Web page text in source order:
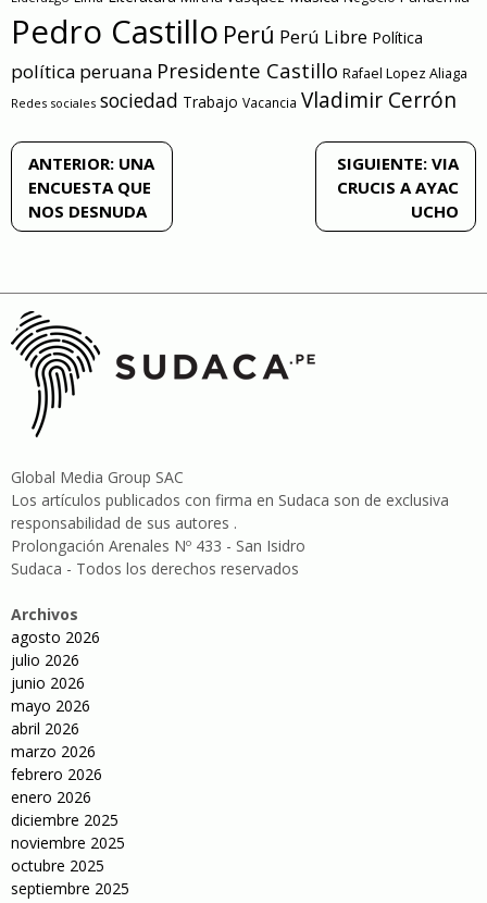
Pedro Castillo Perú Perú Libre Política
política peruana Presidente Castillo Rafael Lopez Aliaga
Redes sociales sociedad Trabajo Vacancia Vladimir Cerrón
Navegación
de
entradas
ANTERIOR: UNA
ENCUESTA QUE
NOS DESNUDA
SIGUIENTE: VIA
CRUCIS A AYAC
UCHO
Global Media Group SAC
Los artículos publicados con firma en Sudaca son de exclusiva
responsabilidad de sus autores .
Prolongación Arenales Nº 433 - San Isidro
Sudaca - Todos los derechos reservados
Archivos
agosto 2026
julio 2026
junio 2026
mayo 2026
abril 2026
marzo 2026
febrero 2026
enero 2026
diciembre 2025
noviembre 2025
octubre 2025
septiembre 2025